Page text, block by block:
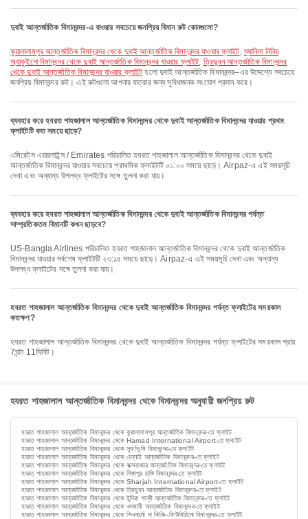
দুবাই আন্তর্জাতিক বিমানবন্দর-এ যাওয়ার সবচেয়ে জনপ্রিয় বিমান রুট কোনগুলো?
কুয়ালালামপুর আন্তর্জাতিক বিমানবন্দর থেকে দুবাই আন্তর্জাতিক বিমানবন্দর যাওয়ার ফ্লাইট,ম্যানিলা নিনিয়
অ্যাকুইনো বিমানবন্দর থেকে দুবাই আন্তর্জাতিক বিমানবন্দর যাওয়ার ফ্লাইট, ত্রিভুবন আন্তর্জাতিক বিমানবন্দর
থেকে দুবাই আন্তর্জাতিক বিমানবন্দর যাওয়ার ফ্লাইট হলো দুবাই আন্তর্জাতিক বিমানবন্দর–এর উদ্দেশ্যে সবচেয়ে
জনপ্রিয় বিমানবন্দর রুট। এই রুটগুলো আপনার যাত্রার জন্য সুবিধাজনক সংযোগ প্রদান করে।
ব্যবহার করে হযরত শাহজালাল আন্তর্জাতিক বিমানবন্দর থেকে দুবাই আন্তর্জাতিক বিমানবন্দর যাওয়ার প্রথম
ফ্লাইটটি কত সময়ে ছাড়ে?
এমিরেট্‌স এয়ারলাইন্স / Emirates পরিচালিত হযরত শাহজালাল আন্তর্জাতিক বিমানবন্দর থেকে দুবাই
আন্তর্জাতিক বিমানবন্দর যাওয়ার সবচেয়ে প্রাথমিক ফ্লাইটটি ০১:০০ সময়ে ছাড়ে। Airpaz-এ এই সময়সূচি
দেখা এবং অন্যান্য উপলব্ধ ফ্লাইটের সঙ্গে তুলনা করা যায়।
ব্যবহার করে হযরত শাহজালাল আন্তর্জাতিক বিমানবন্দর থেকে দুবাই আন্তর্জাতিক বিমানবন্দর পর্যন্ত
সাম্প্রতিকতম বিমানটি কখন ছাড়বে?
US-Bangla Airlines পরিচালিত হযরত শাহজালাল আন্তর্জাতিক বিমানবন্দর থেকে দুবাই আন্তর্জাতিক
বিমানবন্দর যাওয়ার সর্বশেষ ফ্লাইটটি ২৩:১৫ সময়ে ছাড়ে। Airpaz-এ এই সময়সূচি দেখা এবং অন্যান্য
উপলব্ধ ফ্লাইটের সঙ্গে তুলনা করা যায়।
হযরত শাহজালাল আন্তর্জাতিক বিমানবন্দর থেকে দুবাই আন্তর্জাতিক বিমানবন্দর পর্যন্ত ফ্লাইটের সময়কাল
কতক্ষণ?
হযরত শাহজালাল আন্তর্জাতিক বিমানবন্দর থেকে দুবাই আন্তর্জাতিক বিমানবন্দর পর্যন্ত ফ্লাইটের সময়কাল প্রায়
7ঘন্টা 11মিনিট।
হযরত শাহজালাল আন্তর্জাতিক বিমানবন্দর থেকে বিমানবন্দর অনুযায়ী জনপ্রিয় রুট
হযরত শাহজালাল আন্তর্জাতিক বিমানবন্দর থেকে কুয়ালালামপুর আন্তর্জাতিক বিমানবন্দর-তে ফ্লাইট
হযরত শাহজালাল আন্তর্জাতিক বিমানবন্দর থেকে Hamad International Airport-তে ফ্লাইট
হযরত শাহজালাল আন্তর্জাতিক বিমানবন্দর থেকে সুবর্ণভূমি বিমানবন্দর-তে ফ্লাইট
হযরত শাহজালাল আন্তর্জাতিক বিমানবন্দর থেকে চেন্নাই আন্তর্জাতিক বিমানবন্দর-তে ফ্লাইট
হযরত শাহজালাল আন্তর্জাতিক বিমানবন্দর থেকে কক্সবাজার আন্তর্জাতিক বিমানবন্দর-তে ফ্লাইট
হযরত শাহজালাল আন্তর্জাতিক বিমানবন্দর থেকে সিঙ্গাপুর চাঙ্গি বিমানবন্দর-তে ফ্লাইট
হযরত শাহজালাল আন্তর্জাতিক বিমানবন্দর থেকে Sharjah International Airport-তে ফ্লাইট
হযরত শাহজালাল আন্তর্জাতিক বিমানবন্দর থেকে ত্রিভুবন আন্তর্জাতিক বিমানবন্দর-তে ফ্লাইট
হযরত শাহজালাল আন্তর্জাতিক বিমানবন্দর থেকে ইন্দিরা গান্ধী আন্তর্জাতিক বিমানবন্দর-তে ফ্লাইট
হযরত শাহজালাল আন্তর্জাতিক বিমানবন্দর থেকে ওসমানী আন্তর্জাতিক বিমানবন্দর-তে ফ্লাইট
হযরত শাহজালাল আন্তর্জাতিক বিমানবন্দর থেকে লিওনার্দো দা ভিঞ্চি–ফিউমিচিনো বিমানবন্দর-তে ফ্লাইট